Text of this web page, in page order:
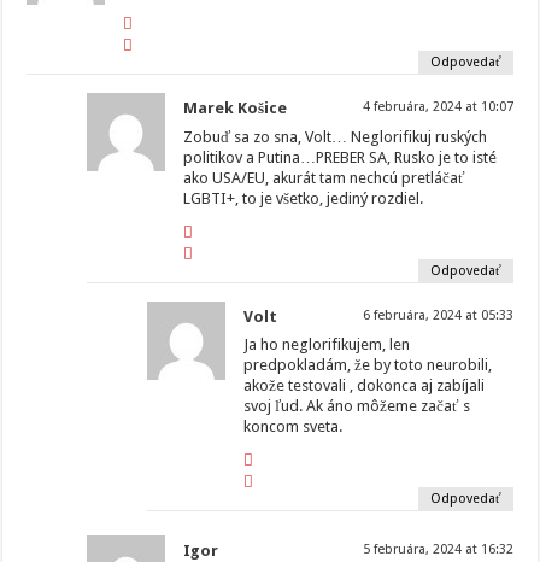
Odpovedať
Marek Košice 4 februára, 2024 at 10:07
Zobuď sa zo sna, Volt… Neglorifikuj ruských
politikov a Putina…PREBER SA, Rusko je to isté
ako USA/EU, akurát tam nechcú pretláčať
LGBTI+, to je všetko, jediný rozdiel.
Odpovedať
Volt 6 februára, 2024 at 05:33
Ja ho neglorifikujem, len
predpokladám, že by toto neurobili,
akože testovali , dokonca aj zabíjali
svoj ľud. Ak áno môžeme začať s
koncom sveta.
Odpovedať
Igor 5 februára, 2024 at 16:32